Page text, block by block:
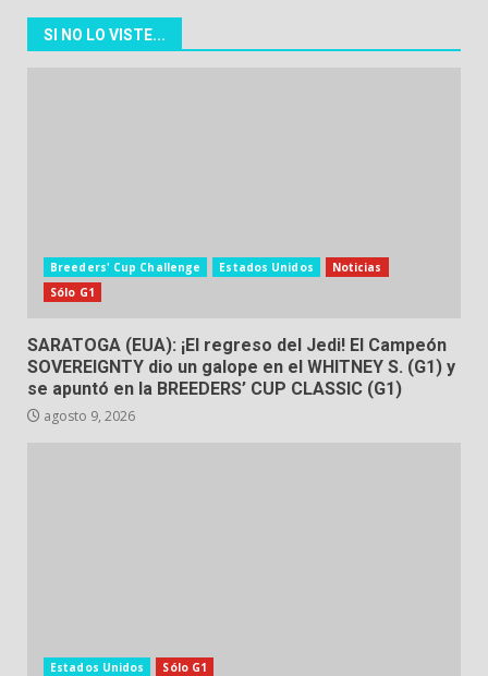
SI NO LO VISTE...
Breeders' Cup Challenge Estados Unidos
Noticias
Sólo G1
SARATOGA (EUA): ¡El regreso del Jedi! El Campeón
SOVEREIGNTY dio un galope en el WHITNEY S. (G1) y
se apuntó en la BREEDERS’ CUP CLASSIC (G1)
agosto 9, 2026
Estados Unidos Sólo G1